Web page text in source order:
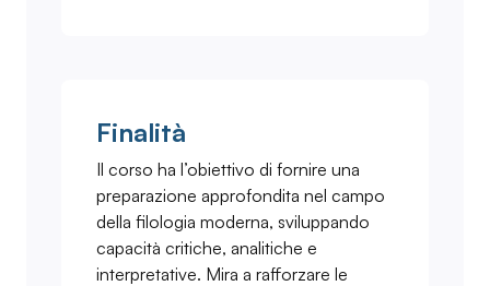
Finalità
Il corso ha l’obiettivo di fornire una
preparazione approfondita nel campo
della filologia moderna, sviluppando
capacità critiche, analitiche e
interpretative. Mira a rafforzare le